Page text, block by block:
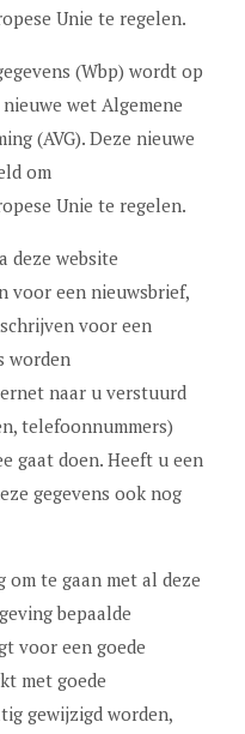
Unie te regelen.
(Wbp) wordt op
wet Algemene
(AVG). Deze nieuwe
om
Unie te regelen.
deze website
voor een nieuwsbrief,
voor een
worden
naar u verstuurd
telefoonnummers)
gaat doen. Heeft u een
gegevens ook nog
te gaan met al deze
bepaalde
voor een goede
met goede
gewijzigd worden,